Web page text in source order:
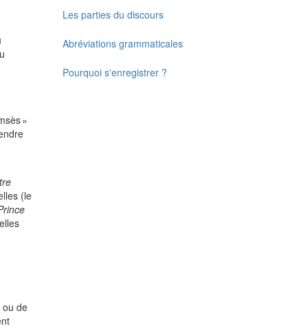
»
(le
ou de
Les parties du discours
Abréviations grammaticales
Pourquoi s'enregistrer ?